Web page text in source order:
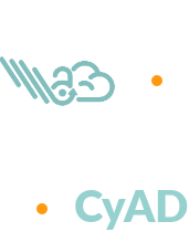
CyAD